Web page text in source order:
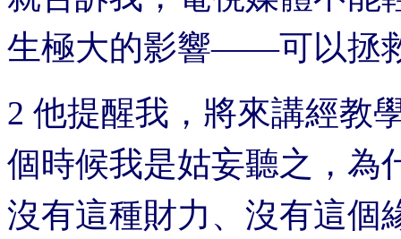
生極大的影響——可以拯
2 他提醒我，將來講經教
個時候我是姑妄聽之，為
沒有這種財力、沒有這個